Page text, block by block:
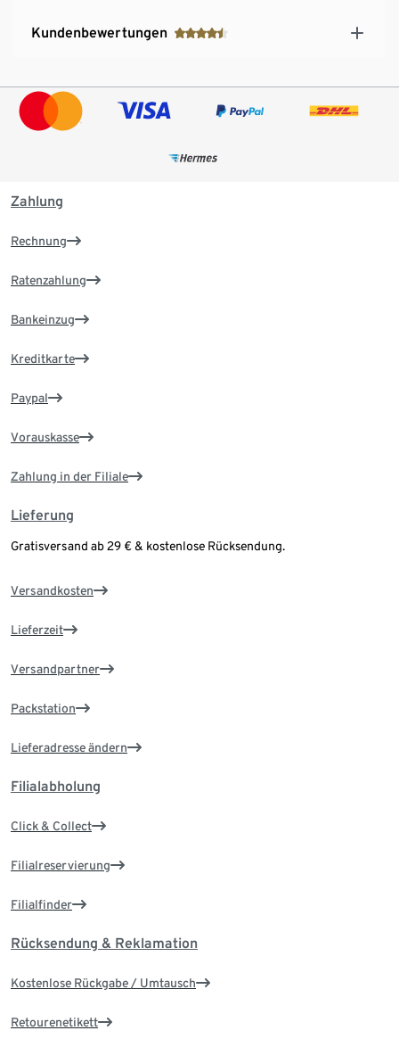
Kundenbewertungen
Zahlung
Rechnung
Ratenzahlung
Bankeinzug
Kreditkarte
Paypal
Vorauskasse
Zahlung in der Filiale
Lieferung
Gratisversand ab 29 € & kostenlose Rücksendung.
Versandkosten
Lieferzeit
Versandpartner
Packstation
Lieferadresse ändern
Filialabholung
Click & Collect
Filialreservierung
Filialfinder
Rücksendung & Reklamation
Kostenlose Rückgabe / Umtausch
Retourenetikett